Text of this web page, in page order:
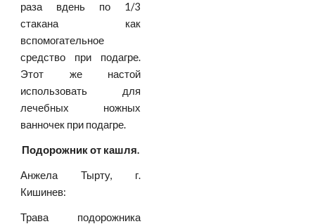
раза вдень по 1/3
стакана как
вспомогательное
средство при подагре.
Этот же настой
использовать для
лечебных ножных
ванночек при подагре.
Подорожник от кашля.
Анжела Тырту, г.
Кишинев:
Трава подорожника